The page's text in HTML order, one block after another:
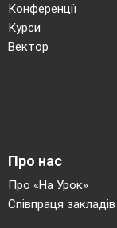
Конференції
Курси
Вектор
Про нас
Про «На Урок»
Співпраця